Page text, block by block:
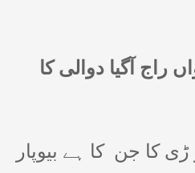
راج آگیا دوالی کا
ڑی کا جن کا ہے بیوپار